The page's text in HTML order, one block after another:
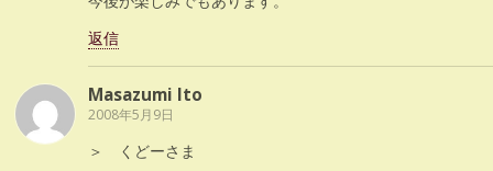
返信
Masazumi Ito
2008年5月9日
＞ くどーさま